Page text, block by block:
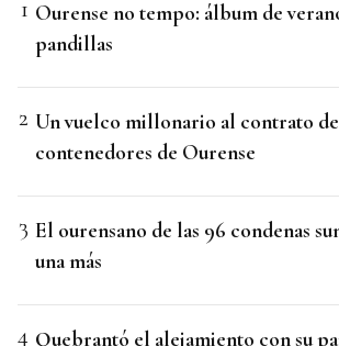
Ourense no tempo: álbum de
pandillas
Un vuelco millonario al contrato
contenedores de Ourense
El ourensano de las 96 condenas
una más
Quebrantó el alejamiento con su